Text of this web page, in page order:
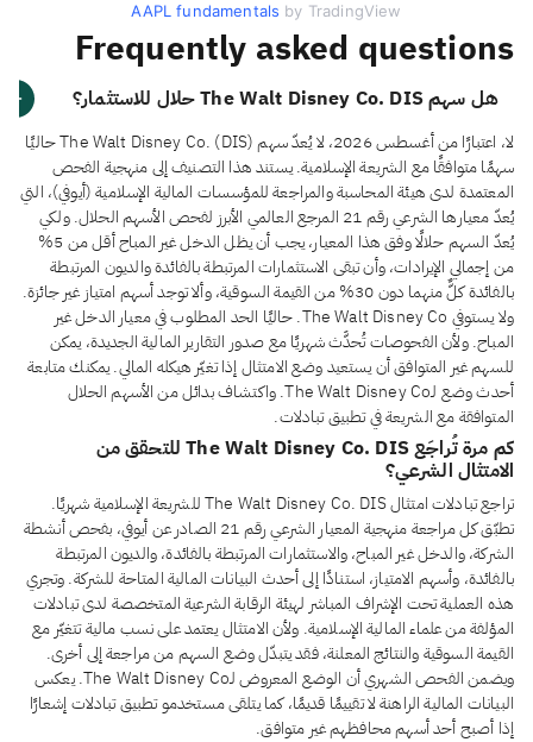
AAPL fundamentals by TradingView
Frequently asked questions
هل سهم The Walt Disney Co. DIS حلال للاستثمار؟
لا، اعتبارًا من أغسطس 2026، لا يُعدّ سهم The Walt Disney Co. (DIS) حاليًا
سهمًا متوافقًا مع الشريعة الإسلامية. يستند هذا التصنيف إلى منهجية الفحص
المعتمدة لدى هيئة المحاسبة والمراجعة للمؤسسات المالية الإسلامية (أيوفي)، التي
يُعدّ معيارها الشرعي رقم 21 المرجع العالمي الأبرز لفحص الأسهم الحلال. ولكي
يُعدّ السهم حلالًا وفق هذا المعيار، يجب أن يظل الدخل غير المباح أقل من 5%
من إجمالي الإيرادات، وأن تبقى الاستثمارات المرتبطة بالفائدة والديون المرتبطة
بالفائدة كلٌّ منهما دون 30% من القيمة السوقية، وألا توجد أسهم امتياز غير جائزة.
ولا يستوفي The Walt Disney Co. حاليًا الحد المطلوب في معيار الدخل غير
المباح. ولأن الفحوصات تُحدَّث شهريًا مع صدور التقارير المالية الجديدة، يمكن
للسهم غير المتوافق أن يستعيد وضع الامتثال إذا تغيّر هيكله المالي. يمكنك متابعة
أحدث وضع لـThe Walt Disney Co. واكتشاف بدائل من الأسهم الحلال
المتوافقة مع الشريعة في تطبيق تبادلات.
كم مرة تُراجَع The Walt Disney Co. DIS للتحقق من
الامتثال الشرعي؟
تراجع تبادلات امتثال The Walt Disney Co. DIS للشريعة الإسلامية شهريًا.
تطبّق كل مراجعة منهجية المعيار الشرعي رقم 21 الصادر عن أيوفي، بفحص أنشطة
الشركة، والدخل غير المباح، والاستثمارات المرتبطة بالفائدة، والديون المرتبطة
بالفائدة، وأسهم الامتياز، استنادًا إلى أحدث البيانات المالية المتاحة للشركة. وتجري
هذه العملية تحت الإشراف المباشر لهيئة الرقابة الشرعية المتخصصة لدى تبادلات
المؤلفة من علماء المالية الإسلامية. ولأن الامتثال يعتمد على نسب مالية تتغيّر مع
القيمة السوقية والنتائج المعلنة، فقد يتبدّل وضع السهم من مراجعة إلى أخرى.
ويضمن الفحص الشهري أن الوضع المعروض لـThe Walt Disney Co. يعكس
البيانات المالية الراهنة لا تقييمًا قديمًا، كما يتلقى مستخدمو تطبيق تبادلات إشعارًا
إذا أصبح أحد أسهم محافظهم غير متوافق.